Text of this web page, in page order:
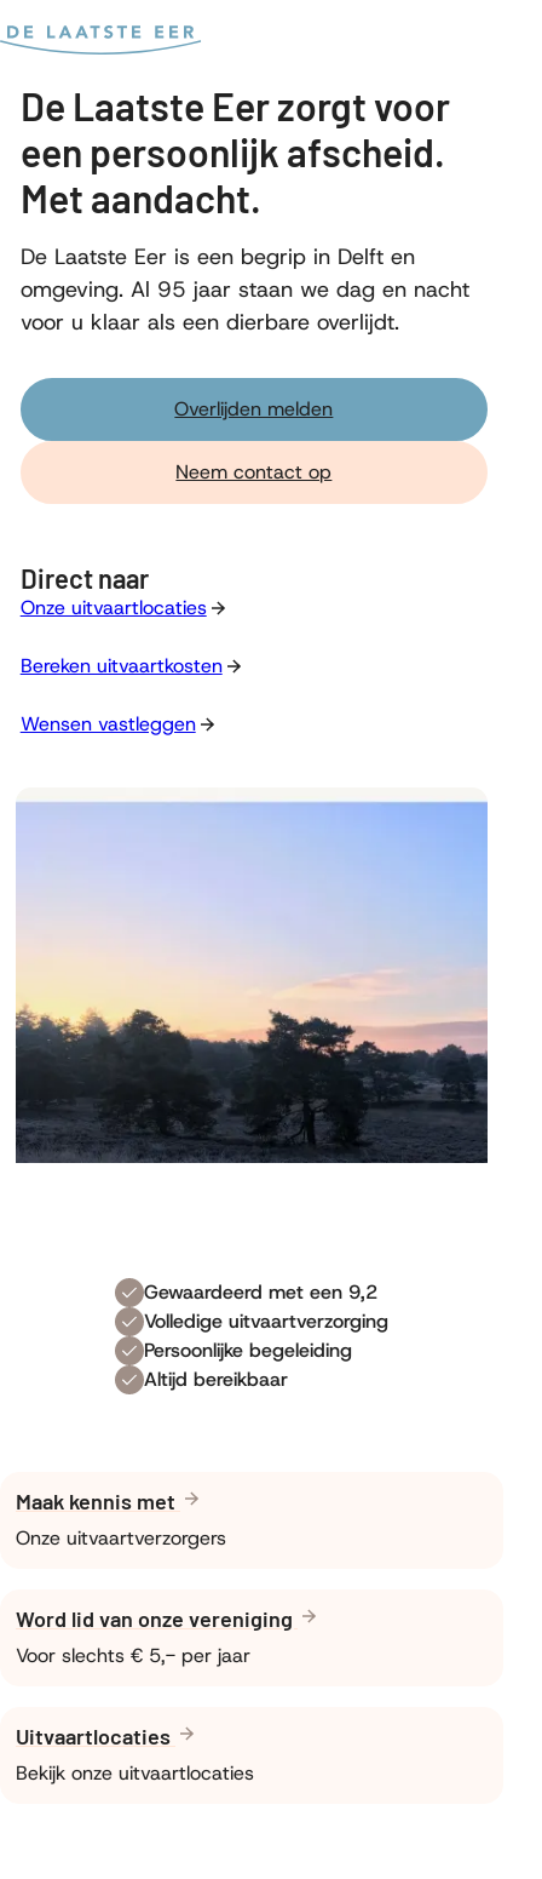
De Laatste Eer zorgt voor
een persoonlijk afscheid.
Met aandacht.
De Laatste Eer is een begrip in Delft en
omgeving. Al 95 jaar staan we dag en nacht
voor u klaar als een dierbare overlijdt.
Overlijden melden
Neem contact op
Direct naar
Onze uitvaartlocaties
Bereken uitvaartkosten
Wensen vastleggen
Gewaardeerd met een 9,2
Volledige uitvaartverzorging
Persoonlijke begeleiding
Altijd bereikbaar
Maak kennis met
Onze uitvaartverzorgers
Word lid van onze vereniging
Voor slechts € 5,- per jaar
Uitvaartlocaties
Bekijk onze uitvaartlocaties